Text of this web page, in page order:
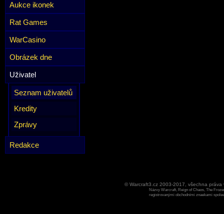
Aukce ikonek
Rat Games
WarCasino
Obrázek dne
Uživatel
Seznam uživatelů
Kredity
Zprávy
Redakce
© Warcraft3.cz 2003-2017, všechna
Názvy Warcraft, Reign of Chaos, The
registrovanými obchodními znaekami